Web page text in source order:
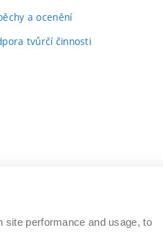
a ocenění
tvůrčí činnosti
site performance and usage, to